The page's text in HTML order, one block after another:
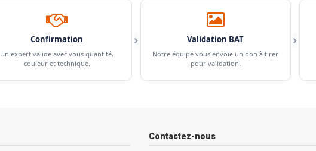
Confirmation
Un expert valide avec vous quantité,
couleur et technique.
› Validation BAT
Notre équipe vous envoie un bon à tirer
pour validation.
›
Contactez-nous